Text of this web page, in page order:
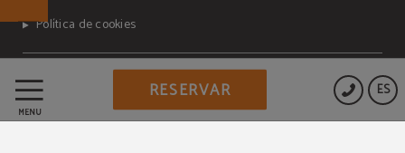
MENÚ
ES
RESERVAR
Política de cookies
Aviso legal